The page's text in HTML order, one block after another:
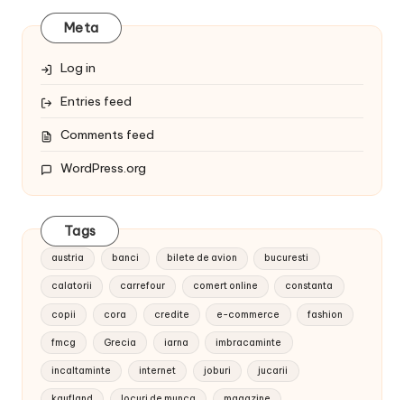
Meta
Log in
Entries feed
Comments feed
WordPress.org
Tags
austria banci bilete de avion bucuresti
calatorii carrefour comert online constanta
copii cora credite e-commerce fashion
fmcg Grecia iarna imbracaminte
incaltaminte internet joburi jucarii